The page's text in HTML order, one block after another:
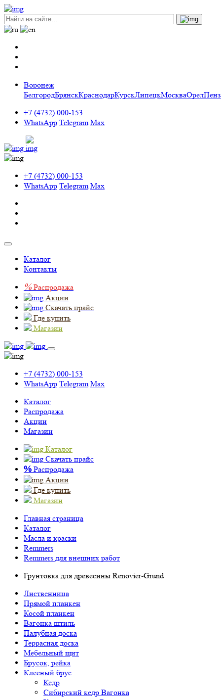
Воронеж
БелгородБрянскКраснодарКурскЛипецкМоскваОрел
+7 (4732) 000-153
WhatsApp Telegram Max
+7 (4732) 000-153
WhatsApp Telegram Max
Каталог
Контакты
% Распродажа
Акции
Скачать прайс
Где купить
Магазин
+7 (4732) 000-153
WhatsApp Telegram Max
Каталог
Распродажа
Акции
Магазин
Каталог
Скачать прайс
% Распродажа
Акции
Где купить
Магазин
Главная страница
Каталог
Масла и краски
Remmers
Remmers для внешних работ
Грунтовка для древесины Renovier-Grund
Лиственница
Прямой планкен
Косой планкен
Вагонка штиль
Палубная доска
Террасная доска
Мебельный щит
Брусок, рейка
Клееный брус
Кедр
Сибирский кедр Вагонка